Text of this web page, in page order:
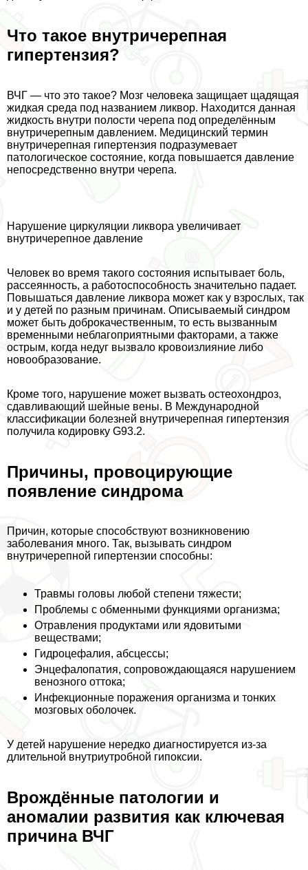
Что такое внутричерепная
гипертензия?
ВЧГ — что это такое? Мозг человека защищает щадящая
жидкая среда под названием ликвор. Находится данная
жидкость внутри полости черепа под определённым
внутричерепным давлением. Медицинский термин
внутричерепная гипертензия подразумевает
патологическое состояние, когда повышается давление
непосредственно внутри черепа.
Нарушение циркуляции ликвора увеличивает
внутричерепное давление
Человек во время такого состояния испытывает боль,
рассеянность, а работоспособность значительно падает.
Повышаться давление ликвора может как у взрослых, так
и у детей по разным причинам. Описываемый синдром
может быть доброкачественным, то есть вызванным
временными нeблагоприятными факторами, а также
острым, когда недуг вызвало кровоизлияние либо
новообразование.
Кроме того, нарушение может вызвать остеохондроз,
сдавливающий шейные вены. В Международной
классификации болезней внутричерепная гипертензия
получила кодировку G93.2.
Причины, провоцирующие
появление синдрома
Причин, которые способствуют возникновению
заболевания много. Так, вызывать синдром
внутричерепной гипертензии способны:
Травмы головы любой степени тяжести;
Проблемы с обменными функциями организма;
Отравления продуктами или ядовитыми
веществами;
Гидроцефалия, абсцессы;
Энцефалопатия, сопровождающаяся нарушением
венозного оттока;
Инфекционные поражения организма и тонких
мозговых оболочек.
У детей нарушение нередко диагностируется из-за
длительной внутриутробной гипоксии.
Врождённые патологии и
аномалии развития как ключевая
причина ВЧГ